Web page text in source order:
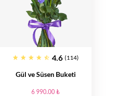
4.6 (114)
Gül ve Süsen Buketi
6 990.00 ₺